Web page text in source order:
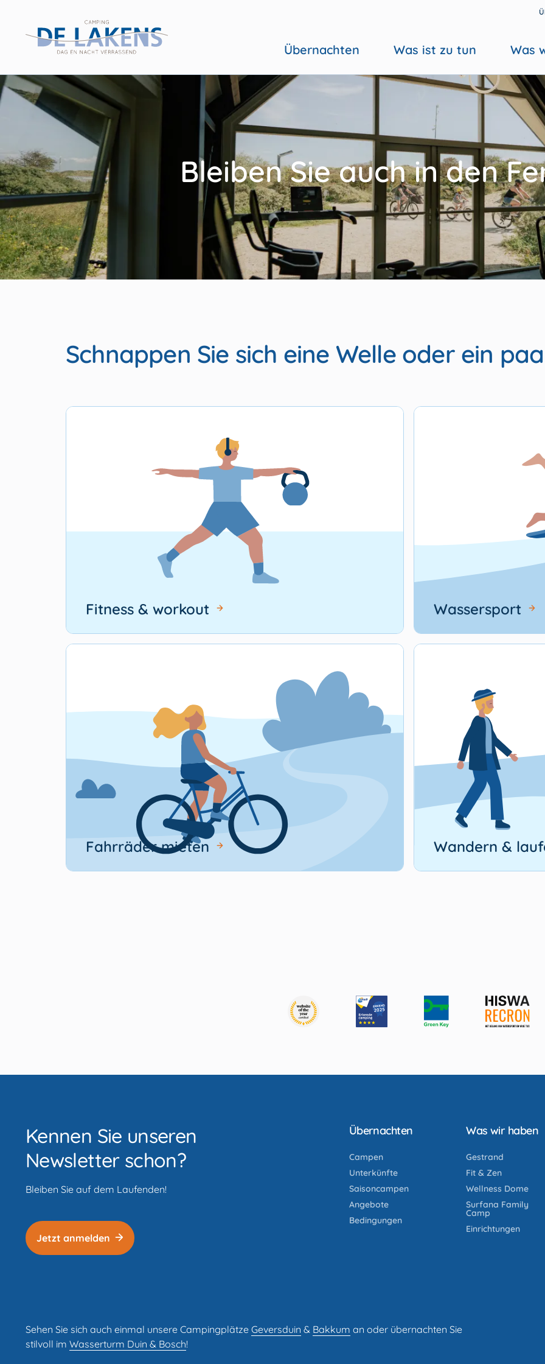
Übernachten Was ist zu tun Was
Filters Reset filters
Bleiben Sie auch in den
Schnappen Sie sich eine Welle oder ein
Fitness & workout Wassersport
Fahrräder mieten Wandern &
Kennen Sie unseren
Newsletter schon?
Bleiben Sie auf dem Laufenden!
Jetzt anmelden
Übernachten
Campen
Unterkünfte
Saisoncampen
Angebote
Bedingungen
Was wir haben
Gestrand
Fit & Zen
Wellness Dome
Surfana Family
Camp
Einrichtungen
Sehen Sie sich auch einmal unsere Campingplätze Geversduin & Bakkum an oder übernachten Sie
stilvoll im Wasserturm Duin & Bosch!